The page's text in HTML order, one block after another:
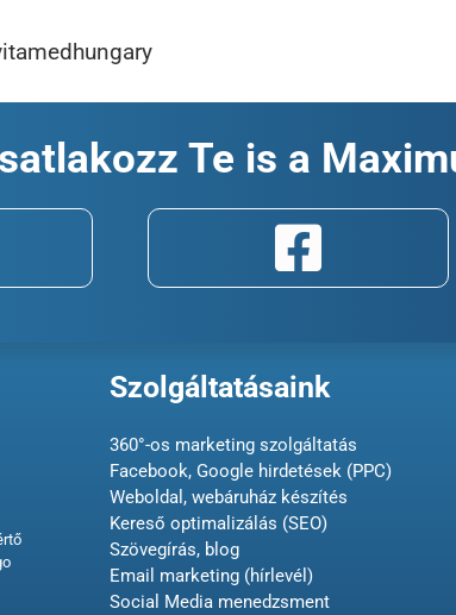
Te is a
Szolgáltatásaink
360°-os marketing szolgáltatás
Facebook, Google hirdetések (PPC)
Weboldal, webáruház készítés
Kereső optimalizálás (SEO)
Szövegírás, blog
Email marketing (hírlevél)
Social Media menedzsment